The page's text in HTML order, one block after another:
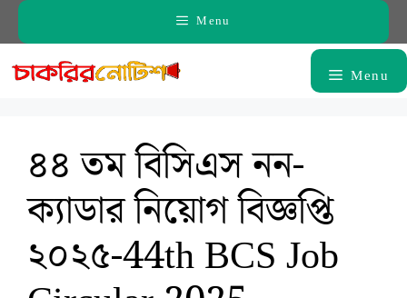
Skip
Menu
Menu
৪৪ তম বিসিএস নন-
ক্যাডার নিয়োগ বিজ্ঞপ্তি
২০২৫-44th BCS Job